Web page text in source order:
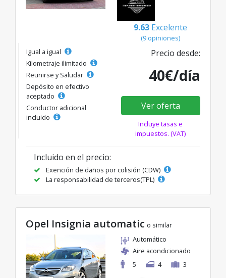
9.63 Excelente
(9 opiniones)
Igual a igual
Kilometraje ilimitado
Reunirse y Saludar
Depósito en efectivo
aceptado
Conductor adicional
incluido
Precio desde:
40€/día
Ver oferta
Incluye tasas e
impuestos. (VAT)
Incluido en el precio:
Exención de daños por colisión (CDW)
La responsabilidad de terceros(TPL)
Opel Insignia automatic o similar
Automático
Aire acondicionado
5
4 3